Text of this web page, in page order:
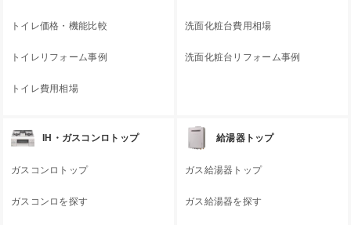
トイレ価格・機能比較
トイレリフォーム事例
トイレ費用相場
洗面化粧台費用相場
洗面化粧台リフォーム事例
IH・ガスコンロトップ
ガスコンロトップ
ガスコンロを探す
給湯器トップ
ガス給湯器トップ
ガス給湯器を探す